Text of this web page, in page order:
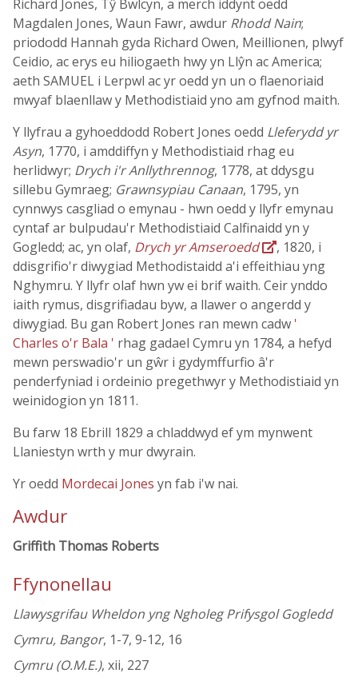
Richard Jones, Tŷ Bwlcyn, a merch iddynt oedd
Magdalen Jones, Waun Fawr, awdur Rhodd Nain;
priododd Hannah gyda Richard Owen, Meillionen, plwyf
Ceidio, ac erys eu hiliogaeth hwy yn Llŷn ac America;
aeth SAMUEL i Lerpwl ac yr oedd yn un o flaenoriaid
mwyaf blaenllaw y Methodistiaid yno am gyfnod maith.
Y llyfrau a gyhoeddodd Robert Jones oedd Lleferydd yr
Asyn, 1770, i amddiffyn y Methodistiaid rhag eu
herlidwyr; Drych i'r Anllythrennog, 1778, at ddysgu
sillebu Gymraeg; Grawnsypiau Canaan, 1795, yn
cynnwys casgliad o emynau - hwn oedd y llyfr emynau
cyntaf ar bulpudau'r Methodistiaid Calfinaidd yn y
Gogledd; ac, yn olaf, Drych yr Amseroedd
, 1820, i
ddisgrifio'r diwygiad Methodistaidd a'i effeithiau yng
Nghymru. Y llyfr olaf hwn yw ei brif waith. Ceir ynddo
iaith rymus, disgrifiadau byw, a llawer o angerdd y
diwygiad. Bu gan Robert Jones ran mewn cadw '
Charles o'r Bala ' rhag gadael Cymru yn 1784, a hefyd
mewn perswadio'r un gŵr i gydymffurfio â'r
penderfyniad i ordeinio pregethwyr y Methodistiaid yn
weinidogion yn 1811.
Bu farw 18 Ebrill 1829 a chladdwyd ef ym mynwent
Llaniestyn wrth y mur dwyrain.
Yr oedd Mordecai Jones yn fab i'w nai.
Awdur
Griffith Thomas Roberts
Ffynonellau
Llawysgrifau Wheldon yng Ngholeg Prifysgol Gogledd
Cymru, Bangor, 1-7, 9-12, 16
Cymru (O.M.E.), xii, 227